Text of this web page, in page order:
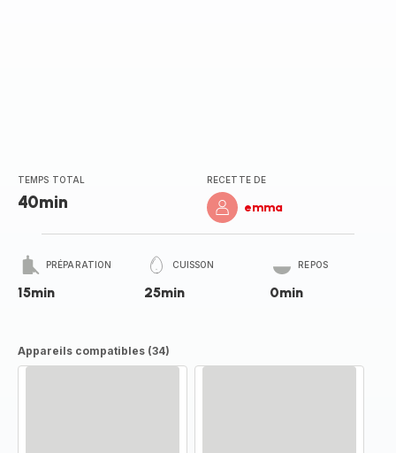
TEMPS TOTAL
40min
RECETTE DE
emma
PRÉPARATION
15min
CUISSON
25min
REPOS
0min
Appareils compatibles (34)